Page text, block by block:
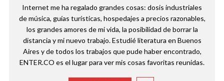
Internet me ha regalado grandes cosas: dosis industriales
de música, guías turísticas, hospedajes a precios razonables,
los grandes amores de mi vida, la posibilidad de borrar la
distancia y mi nuevo trabajo. Estudié literatura en Buenos
Aires y de todos los trabajos que pude haber encontrado,
ENTER.CO es el lugar para ver mis cosas favoritas reunidas.